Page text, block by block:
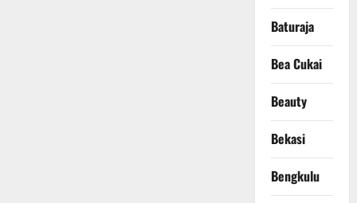
Baturaja
Bea Cukai
Beauty
Bekasi
Bengkulu